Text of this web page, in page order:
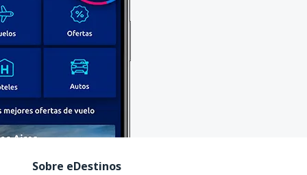
Sobre eDestinos